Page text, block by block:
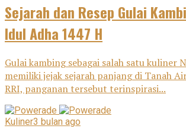
Sejarah dan Resep Gulai
Idul Adha 1447 H
Gulai kambing sebagai salah satu kuliner
memiliki jejak sejarah panjang di Tanah
RRI, panganan tersebut terinspirasi...
Kuliner3 bulan ago